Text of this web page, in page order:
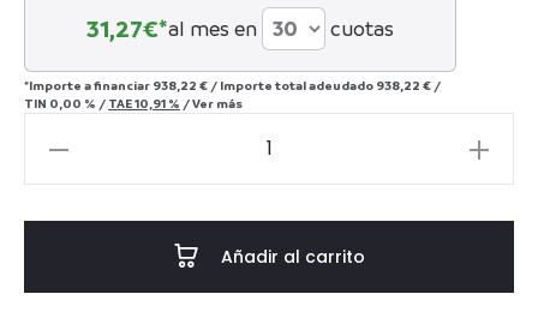
31,27€*al mes en cuotas
*Importe a financiar 938,22 € / Importe total adeudado 938,22 € /
TIN 0,00 % / TAE10,91 % /Ver más
Añadir al carrito